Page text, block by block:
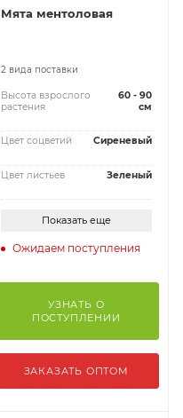
Мята ментоловая
2 вида поставки
Высота взрослого
растения
60 - 90
см
Цвет соцветий Сиреневый
Цвет листьев Зеленый
Показать еще
Ожидаем поступления
УЗНАТЬ О
ПОСТУПЛЕНИИ
ЗАКАЗАТЬ ОПТОМ